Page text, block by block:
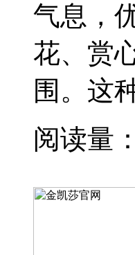
气息，
花、赏
围。这
阅读量